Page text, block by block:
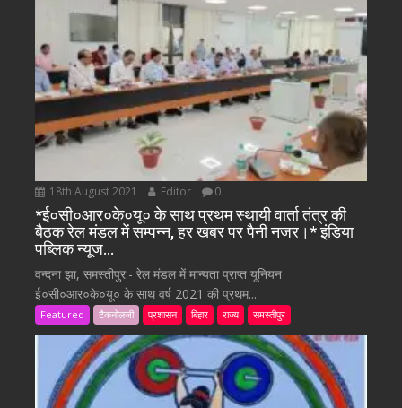
18th August 2021 Editor 0
*ई०सी०आर०के०यू० के साथ प्रथम स्थायी वार्ता तंत्र की
बैठक रेल मंडल में सम्पन्न, हर खबर पर पैनी नजर।* इंडिया
पब्लिक न्यूज…
वन्दना झा, समस्तीपुर:- रेल मंडल में मान्यता प्राप्त यूनियन
ई०सी०आर०के०यू० के साथ वर्ष 2021 की प्रथम...
Featured टैकनोलजी प्रशासन बिहार राज्य समस्तीपुर